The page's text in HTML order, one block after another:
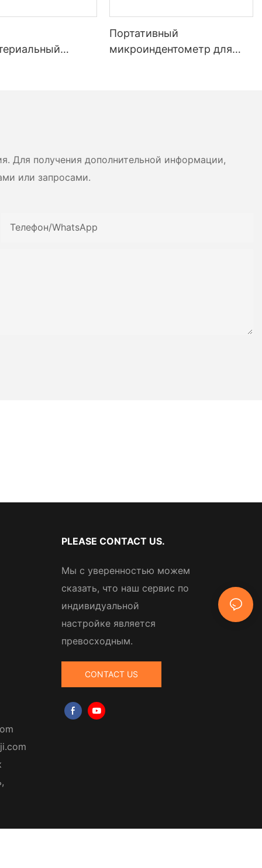
Портативный
микроиндентометр для
Для получения дополнительной информации,
или запросами.
Телефон/WhatsApp
PLEASE CONTACT US.
Мы с уверенностью можем
сказать, что наш сервис по
индивидуальной
настройке является
превосходным.
CONTACT US